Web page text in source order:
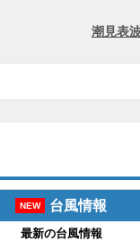
潮見表
NEW 台風情報
最新の台風情報